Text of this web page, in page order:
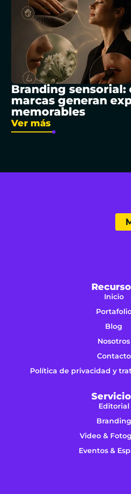
Branding sensorial:
marcas generan
memorables
Ver más
Inicio
Blog
Nosotros
Contacto
Política de privacidad y
Editorial
Branding
Video &
Eventos &